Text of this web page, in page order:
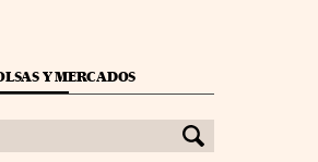
Y MERCADOS